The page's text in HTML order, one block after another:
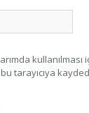
kullanılması
tarayıcıya